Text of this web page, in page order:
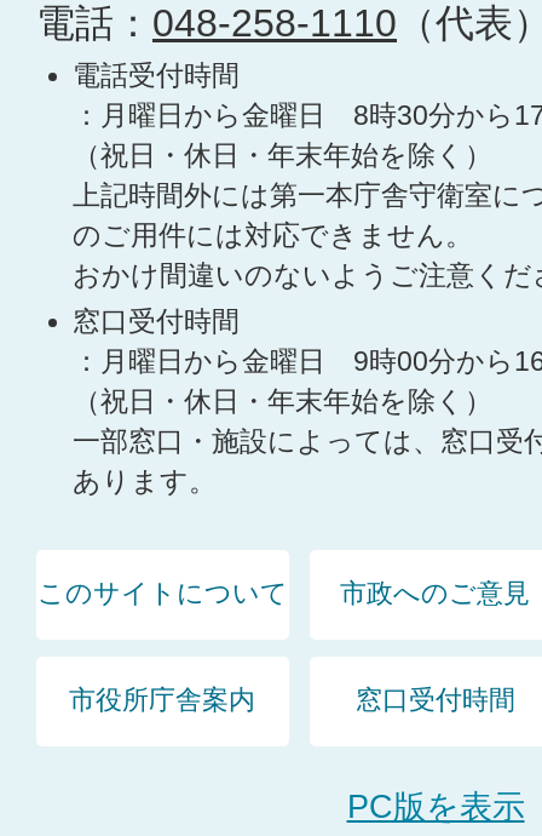
電話： 048-258-1110 （代表
電話受付時間
：月曜日から金曜日 8時30分から
（祝日・休日・年末年始を除く）
上記時間外には第一本庁舎守衛室に
のご用件には対応できません。
おかけ間違いのないようご注意くだ
窓口受付時間
：月曜日から金曜日 9時00分から
（祝日・休日・年末年始を除く）
一部窓口・施設によっては、窓口受
あります。
このサイトについて 市政へのご意見
市役所庁舎案内 窓口受付時間
PC版を表示